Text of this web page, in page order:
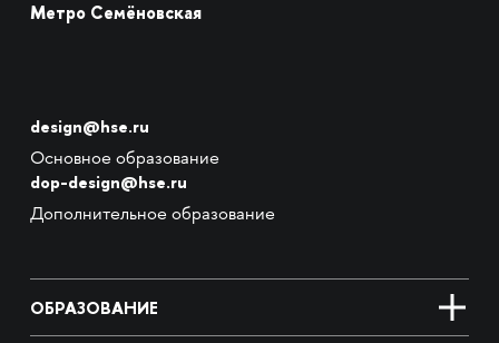
Метро Семёновская
design@hse.ru
Основное образование
dop-design@hse.ru
Дополнительное образование
ОБРАЗОВАНИЕ